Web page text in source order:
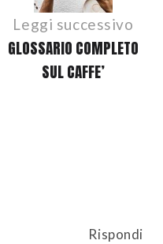
Leggi successivo
GLOSSARIO COMPLETO
SUL CAFFE’
Rispondi